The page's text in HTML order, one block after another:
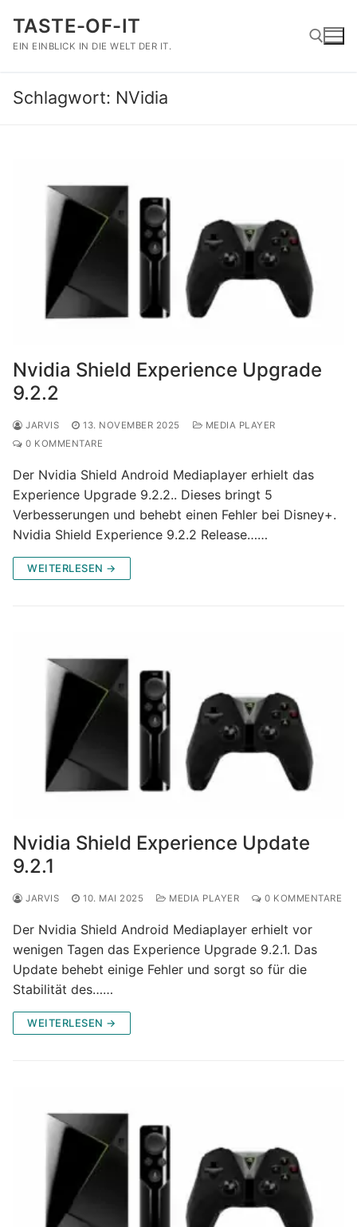
Inhalt
springen
TASTE-OF-IT
EIN EINBLICK IN DIE WELT DER IT.
Schlagwort: NVidia
Nvidia Shield Experience Upgrade
9.2.2
JARVIS 13. NOVEMBER 2025
MEDIA PLAYER
0 KOMMENTARE
Der Nvidia Shield Android Mediaplayer erhielt das
Experience Upgrade 9.2.2.. Dieses bringt 5
Verbesserungen und behebt einen Fehler bei Disney+.
Nvidia Shield Experience 9.2.2 Release……
WEITERLESEN →
Nvidia Shield Experience Update
9.2.1
JARVIS 10. MAI 2025 MEDIA PLAYER 0 KOMMENTARE
Der Nvidia Shield Android Mediaplayer erhielt vor
wenigen Tagen das Experience Upgrade 9.2.1. Das
Update behebt einige Fehler und sorgt so für die
Stabilität des……
WEITERLESEN →